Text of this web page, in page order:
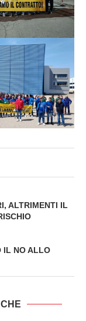
ALTRIMENTI IL
IL NO ALLO